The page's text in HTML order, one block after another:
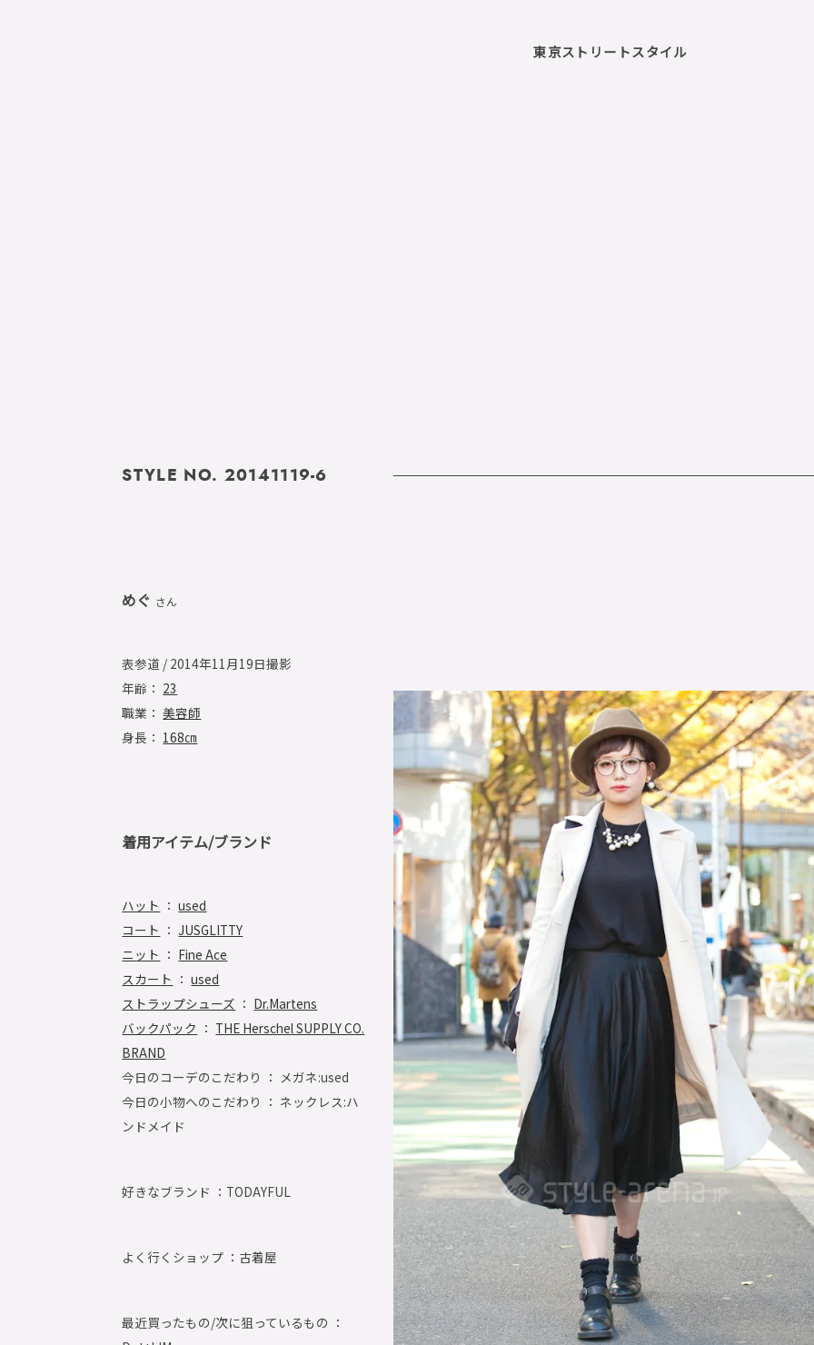
東京ストリートスタイル
STYLE NO. 20141119-6
めぐ さん
表参道 / 2014年11月19日撮影
年齢： 23
職業：美容師
身長： 168㎝
着用アイテム/ブランド
ハット ：used
コート ：JUSGLITTY
ニット ： Fine Ace
スカート ：used
ストラップシューズ ： Dr.Martens
バックパック ： THE Herschel SUPPLY CO.
BRAND
今日のコーデのこだわり ： メガネ:used
今日の小物へのこだわり ： ネックレス:ハ
ンドメイド
好きなブランド ： TODAYFUL
よく行くショップ ： 古着屋
最近買ったもの/次に狙っているもの ：